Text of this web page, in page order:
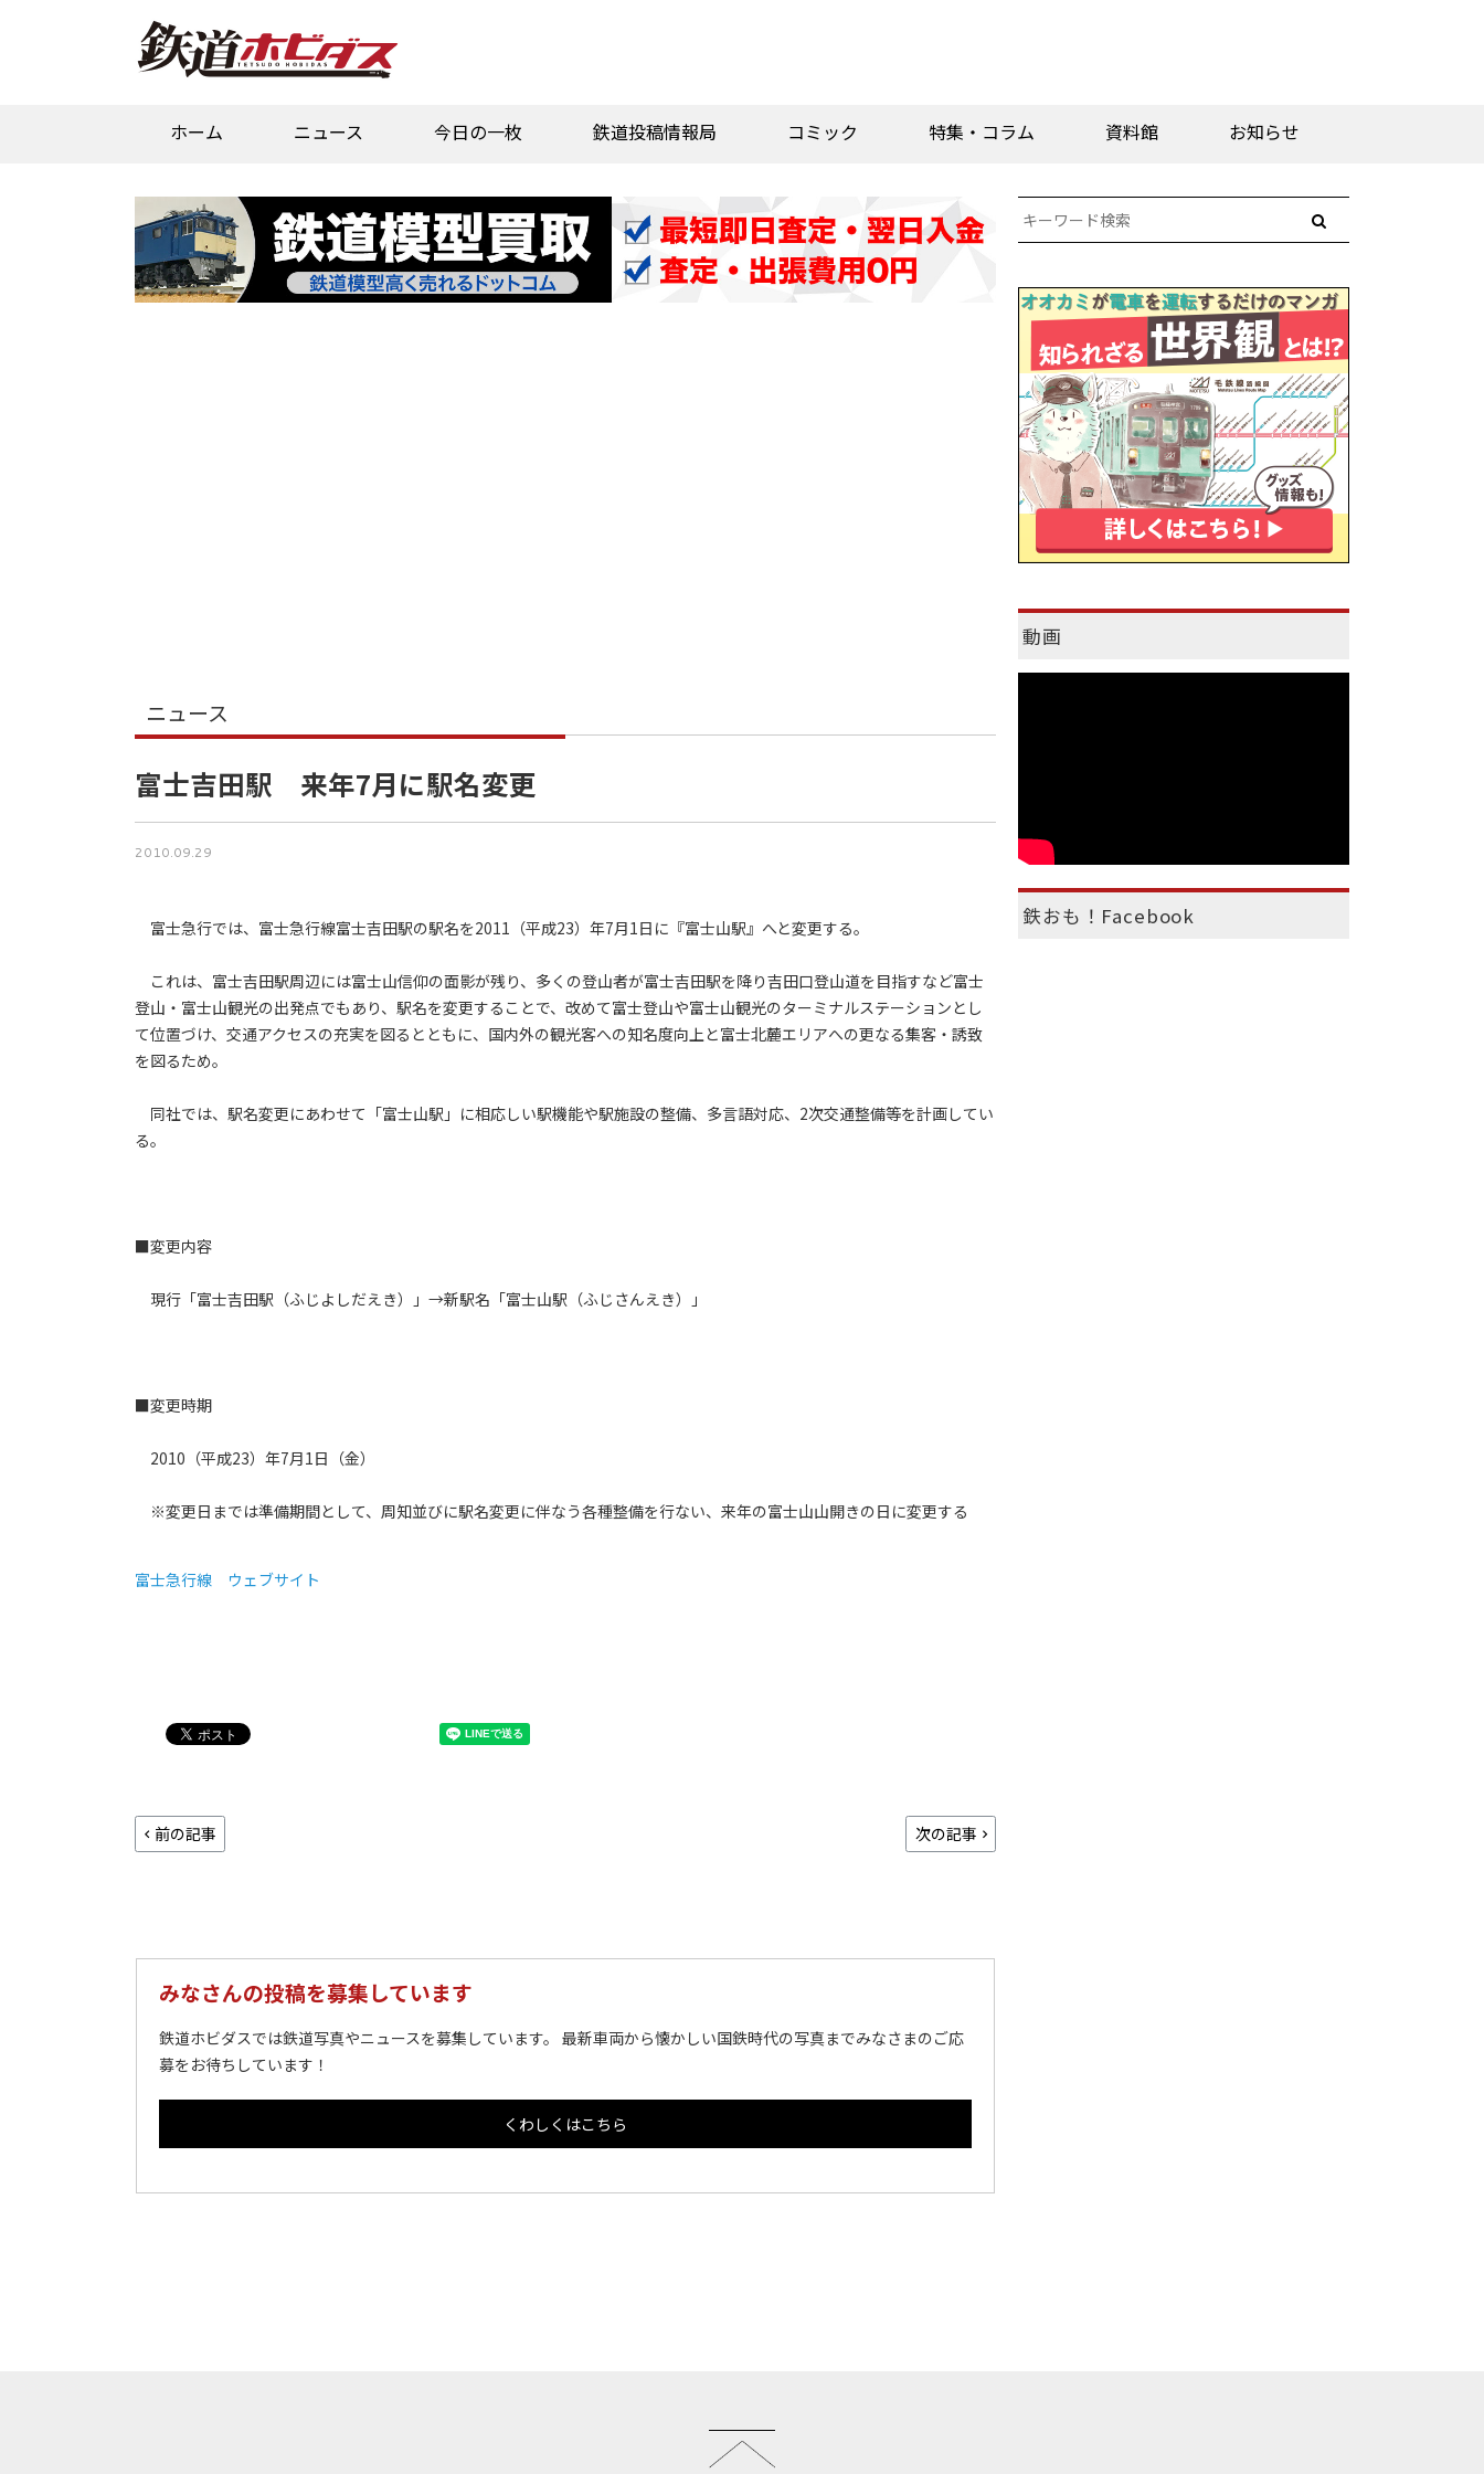
ホーム ニュース 今日の一枚 鉄道投稿情報局 コミック 特集・コラム 資料館 お知らせ
ニュース
富士吉田駅 来年7月に駅名変更
2010.09.29
富士急行では、富士急行線富士吉田駅の駅名を2011（平成23）年7月1日に『富士山駅』へと変更する。
これは、富士吉田駅周辺には富士山信仰の面影が残り、多くの登山者が富士吉田駅を降り吉田口登山道を目指すなど富士
登山・富士山観光の出発点でもあり、駅名を変更することで、改めて富士登山や富士山観光のターミナルステーションとし
て位置づけ、交通アクセスの充実を図るとともに、国内外の観光客への知名度向上と富士北麓エリアへの更なる集客・誘致
を図るため。
同社では、駅名変更にあわせて「富士山駅」に相応しい駅機能や駅施設の整備、多言語対応、2次交通整備等を計画してい
る。
■変更内容
現行「富士吉田駅（ふじよしだえき）」→新駅名「富士山駅（ふじさんえき）」
■変更時期
2010（平成23）年7月1日（金）
※変更日までは準備期間として、周知並びに駅名変更に伴なう各種整備を行ない、来年の富士山山開きの日に変更する
富士急行線 ウェブサイト
前の記事 次の記事
みなさんの投稿を募集しています
鉄道ホビダスでは鉄道写真やニュースを募集しています。 最新車両から懐かしい国鉄時代の写真までみなさまのご応
募をお待ちしています！
くわしくはこちら
動画
鉄おも！Facebook